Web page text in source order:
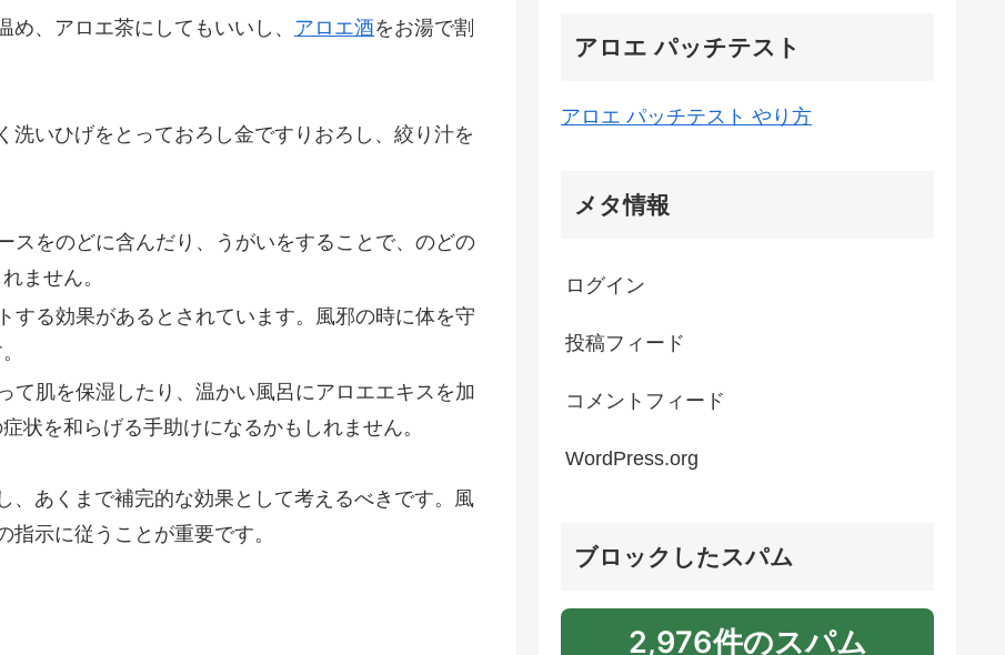
、アロエ茶にしてもいいし、 アロエ酒をお湯で割
洗いひげをとっておろし金ですりおろし、絞り汁を
スをのどに含んだり、うがいをすることで、のどの
ません。
する効果があるとされています。風邪の時に体を守
て肌を保湿したり、温かい風呂にアロエエキスを加
状を和らげる手助けになるかもしれません。
、あくまで補完的な効果として考えるべきです。風
示に従うことが重要です。
アロエ パッチテスト
アロエ パッチテスト やり方
メタ情報
ログイン
投稿フィード
コメントフィード
WordPress.org
ブロックしたスパム
2,976件のスパム